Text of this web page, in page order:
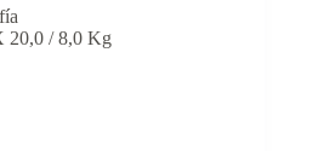
20,0 / 8,0 Kg